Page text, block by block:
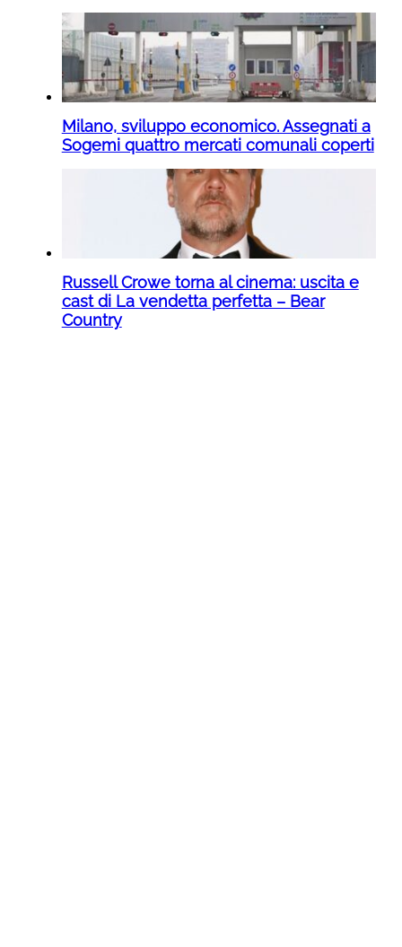
Milano, sviluppo economico. Assegnati a
Sogemi quattro mercati comunali coperti
Russell Crowe torna al cinema: uscita e
cast di La vendetta perfetta – Bear
Country